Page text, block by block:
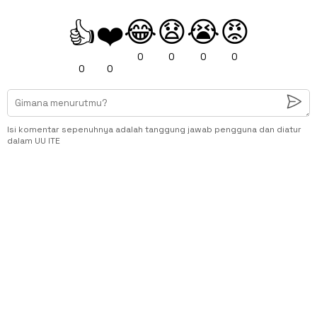
👍
0
❤️
0
😂
0
😧
0
😭
0
😡
0
Isi komentar sepenuhnya adalah tanggung jawab pengguna dan diatur
dalam UU ITE